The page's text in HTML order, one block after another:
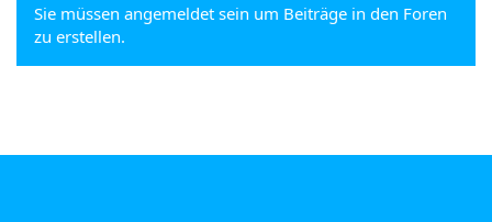
Sie müssen angemeldet sein um Beiträge in den Foren
zu erstellen.